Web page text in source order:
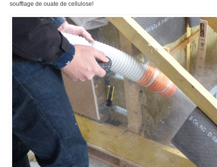
soufflage de ouate de cellulose!